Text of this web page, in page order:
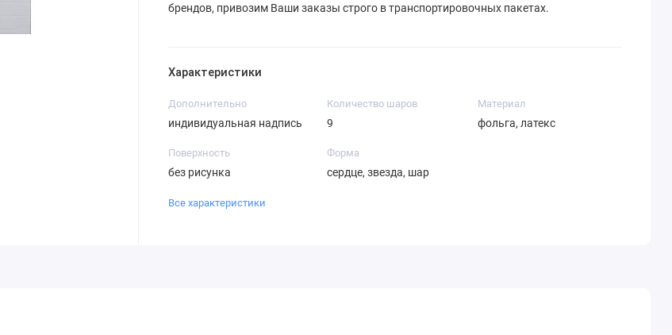
брендов, привозим Ваши заказы строго в транспортировочных пакетах.
Характеристики
Дополнительно
индивидуальная надпись
Количество шаров
9
Материал
фольга, латекс
Поверхность
без рисунка
Форма
сердце, звезда, шар
Все характеристики